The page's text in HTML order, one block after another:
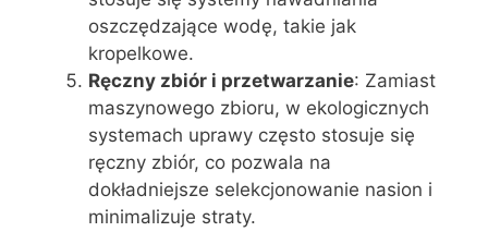
oszczędzające wodę, takie jak
kropelkowe.
Ręczny zbiór i przetwarzanie: Zamiast
maszynowego zbioru, w ekologicznych
systemach uprawy często stosuje się
ręczny zbiór, co pozwala na
dokładniejsze selekcjonowanie nasion i
minimalizuje straty.